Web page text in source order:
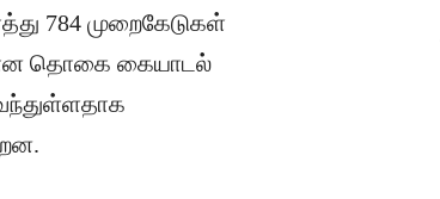
784 முறைகேடுகள்
தொகை கையாடல்